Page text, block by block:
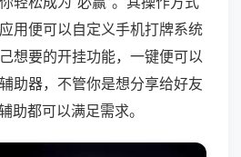
用便可以自定义手机打牌系统
想要的开挂功能，一键便可以
助器，不管你是想分享给好友
助都可以满足需求。